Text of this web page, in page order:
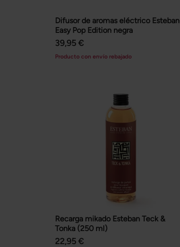
Difusor de aromas eléctrico Esteban
Easy Pop Edition negra
39,95 €
Producto con envío rebajado
Recarga mikado Esteban Teck &
Tonka (250 ml)
22,95 €